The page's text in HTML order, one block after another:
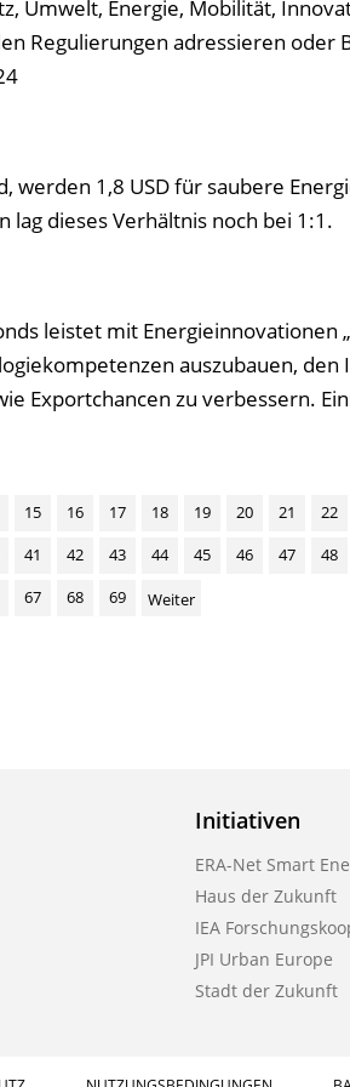
Umwelt, Energie, Mobilität,
Regulierungen adressieren oder
werden 1,8 USD für saubere
dieses Verhältnis noch bei 1:1.
leistet mit Energieinnovationen
auszubauen,
Exportchancen zu verbessern.
15 16 17 18 19 20 21 22
41 42 43 44 45 46 47 48
67 68 69 Weiter
Initiativen
ERA-Net Smart
Haus der Zukunft
IEA
JPI Urban Europe
Stadt der Zukunft